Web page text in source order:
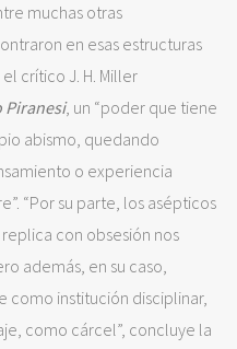
muchas otras
en esas estructuras
crítico J. H. Miller
Piranesi, un “poder que tiene
abismo, quedando
o experiencia
“Por su parte, los asépticos
con obsesión nos
además, en su caso,
como institución disciplinar,
como cárcel”, concluye la